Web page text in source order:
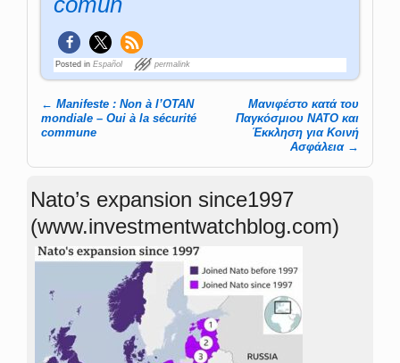
Posted in Español permalink
Post navigation
← Manifeste : Non à l’OTAN
mondiale – Oui à la sécurité
commune
Μανιφέστο κατά του
Παγκόσμιου ΝΑΤΟ και
Έκκληση για Κοινή
Ασφάλεια →
Nato’s expansion since1997
(www.investmentwatchblog.com)